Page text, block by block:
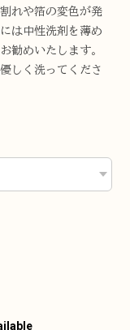
れや箔の変色が発
は中性洗剤を薄め
勧めいたします。
しく洗ってくださ